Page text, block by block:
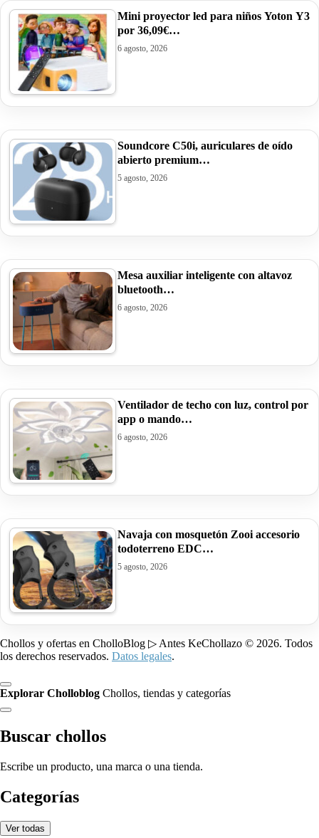
Mini proyector led para niños Yoton Y3
por 36,09€…
6 agosto, 2026
Soundcore C50i, auriculares de oído
abierto premium…
5 agosto, 2026
Mesa auxiliar inteligente con altavoz
bluetooth…
6 agosto, 2026
Ventilador de techo con luz, control por
app o mando…
6 agosto, 2026
Navaja con mosquetón Zooi accesorio
todoterreno EDC…
5 agosto, 2026
Chollos y ofertas en CholloBlog ▷ Antes KeChollazo © 2026. Todos
los derechos reservados. Datos legales.
Explorar Cholloblog Chollos, tiendas y categorías
Buscar chollos
Escribe un producto, una marca o una tienda.
Categorías
Ver todas